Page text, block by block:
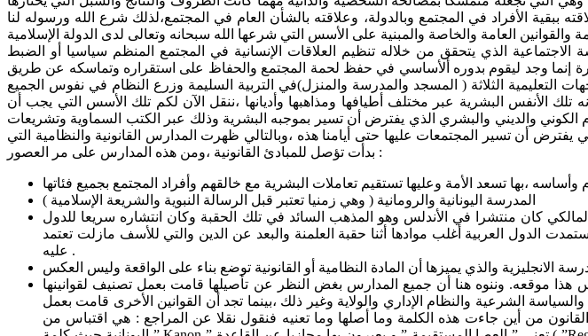
الأفراد في المجتمع وبالدولة، وعلاقته بالشأن العام في المجتمع،لذلك شرع الله ورسوله لنا
العامة والخاصة والمبنية على الأسس التي شرعها الله سبحانه وتعالى لدى الدولة الإسلامية
الذي يتحقق من خلاله تنظيم العلاقات الإنسانية في المجتمع المنظم سياسيا أو الضبط
إنما وجد ليقوم بدوره ألأساسي في حفظ لحمة المجتمع والحفاظ على استقراره وتماسكه عن طريق
التعليمية الثلاثة ( المسجد والمدرسة والمنزل)في التربية السليمة وزرع النظام في نفوس الجميع
الأنفس البشرية عبر مختلف أطيافها ومذاهبها وأديانها ،ننقل الآن لكم تلك الأسس التي يجب أن
الكوني والديني والبشري الذي يفترض أن تسير بموجبه البشرية وذلك عبر الكتب السماوية وتشريعات
يفترض أن تسير المجتمعات عليها حتى أيامنا هذه ،وبالتالي ظهرت المدارس القانونية والنظامية التي
بدأت تؤصل للمبادئ القانونية ،ومن هذه المدارس على مر العصور :
المدرسة اليونانية والرومانية ( وهي زمنيا تعتبر قبل الرسالة النبوية والشريعة الإسلامية )
كان منتشرا في الأندلس وهو المذهب السائد في تلك الحقبة وكان انتشاره سريعا للدول
الدول العربية أغلب موادها أثنا حقبة العلمنة والبعد عن الدين والتي للأسف مازلت تعتمد
عليه .
موقعه. وننوه هنا أن جميع المدارس بغض النظر عن تأصيلها قامت بعمل تصنيف لقوانينها
الشرعية والنظام الإداري والولاية وغير ذلك ،بينما تجد أن القوانين الأخرى قامت بعمل
من أين جاءت هذه الكلمة وما أصلها وما تعنيه فنقول نقلا عن المراجع : هي اقتباس من